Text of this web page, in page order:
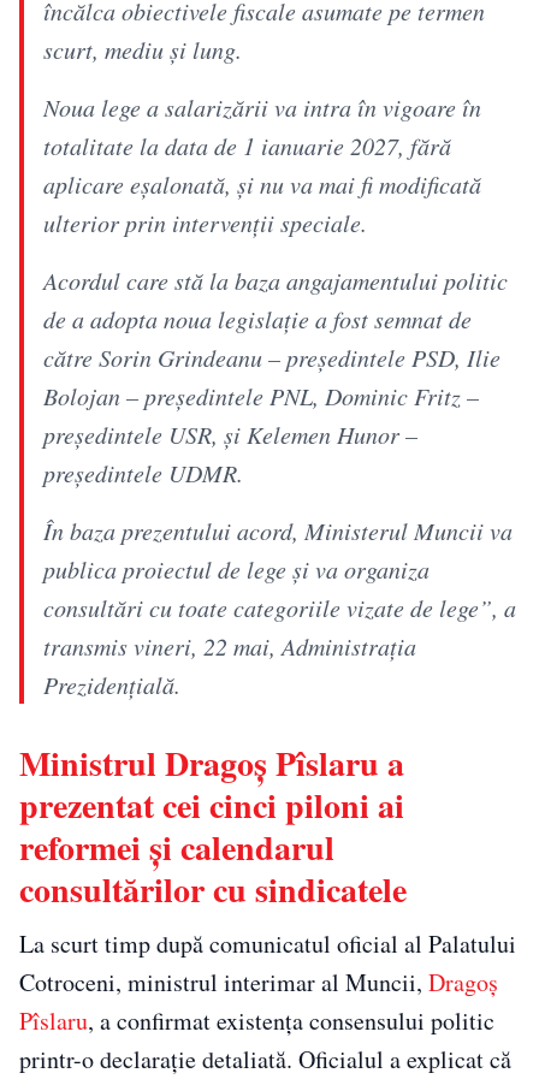
încălca obiectivele fiscale asumate pe termen
scurt, mediu și lung.
Noua lege a salarizării va intra în vigoare în
totalitate la data de 1 ianuarie 2027, fără
aplicare eșalonată, și nu va mai fi modificată
ulterior prin intervenții speciale.
Acordul care stă la baza angajamentului politic
de a adopta noua legislație a fost semnat de
către Sorin Grindeanu – președintele PSD, Ilie
Bolojan – președintele PNL, Dominic Fritz –
președintele USR, și Kelemen Hunor –
președintele UDMR.
În baza prezentului acord, Ministerul Muncii va
publica proiectul de lege și va organiza
consultări cu toate categoriile vizate de lege”, a
transmis vineri, 22 mai, Administrația
Prezidențială.
Ministrul Dragoș Pîslaru a
prezentat cei cinci piloni ai
reformei și calendarul
consultărilor cu sindicatele
La scurt timp după comunicatul oficial al Palatului
Cotroceni, ministrul interimar al Muncii, Dragoș
Pîslaru, a confirmat existența consensului politic
printr-o declarație detaliată. Oficialul a explicat că